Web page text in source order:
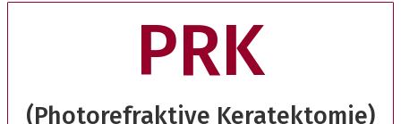
PRK
(Photorefraktive Keratektomie)